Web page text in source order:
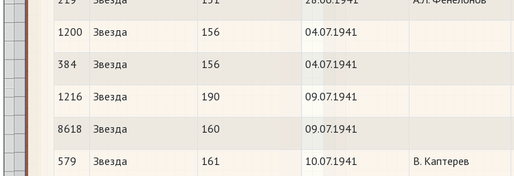
1200 Звезда 156 04.07.1941
384 Звезда 156 04.07.1941
1216 Звезда 190 09.07.1941
8618 Звезда 160 09.07.1941
579 Звезда 161 10.07.1941 В. Каптерев